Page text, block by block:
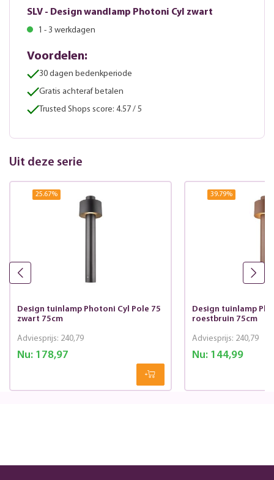
SLV - Design wandlamp Photoni Cyl zwart
1 - 3 werkdagen
Voordelen:
30 dagen bedenkperiode
Gratis achteraf betalen
Trusted Shops score: 4.57 / 5
Uit deze serie
25.67%
Design tuinlamp Photoni Cyl Pole 75
zwart 75cm
Nu:178,97
Adviesprijs: 240,79
39.79%
Design tuinlamp
roestbruin 75cm
Nu:144,99
Adviesprijs: 240,79